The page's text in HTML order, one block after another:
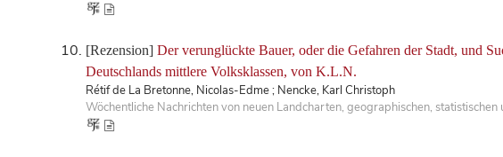
[Rezension] Der verunglückte Bauer, oder die Gefahren der Stadt, und
Deutschlands mittlere Volksklassen, von K.L.N.
Rétif de La Bretonne, Nicolas-Edme ; Nencke, Karl Christoph
Wöchentliche Nachrichten von neuen Landcharten, geographischen,